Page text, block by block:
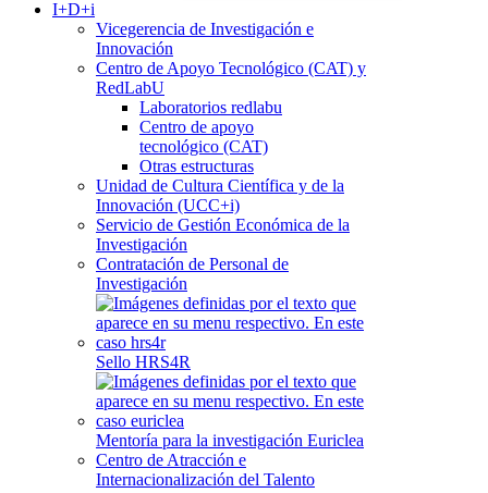
I+D+i
Vicegerencia de Investigación e
Innovación
Centro de Apoyo Tecnológico (CAT) y
RedLabU
Laboratorios redlabu
Centro de apoyo
tecnológico (CAT)
Otras estructuras
Unidad de Cultura Científica y de la
Innovación (UCC+i)
Servicio de Gestión Económica de la
Investigación
Contratación de Personal de
Investigación
Sello HRS4R
Mentoría para la investigación Euriclea
Centro de Atracción e
Internacionalización del Talento